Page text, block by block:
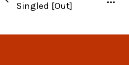
Singled [Out]